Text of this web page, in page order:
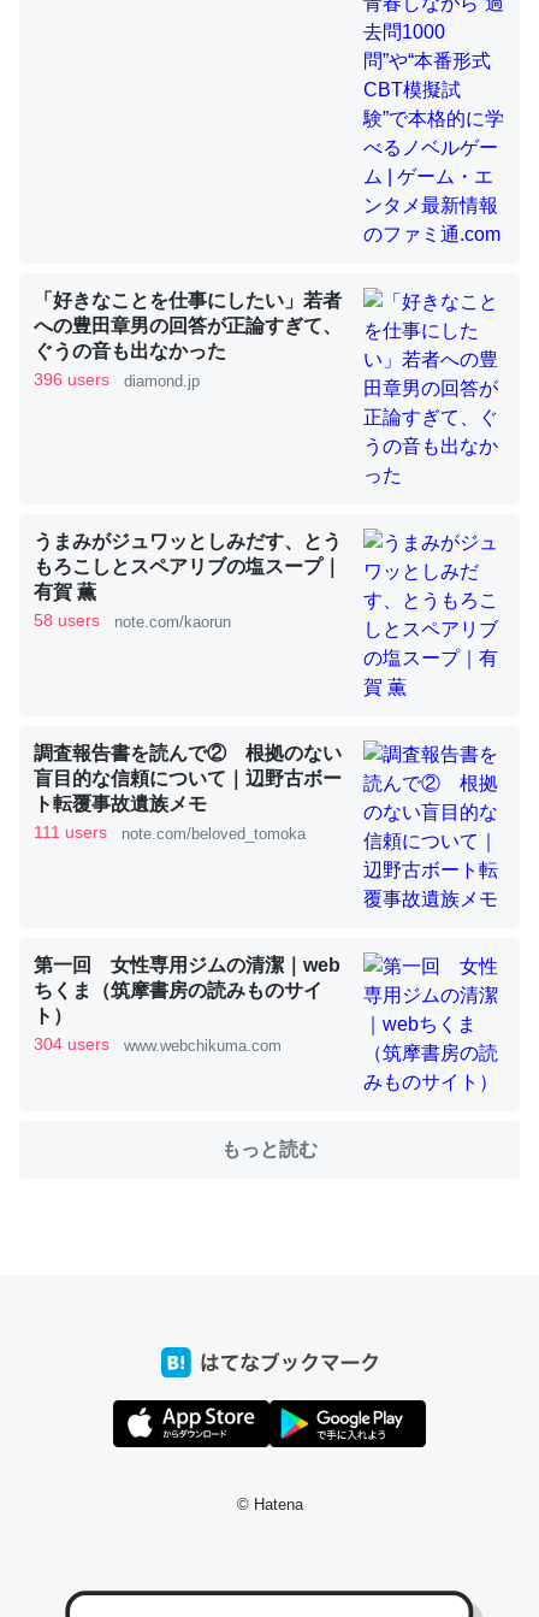
昆虫ってカルシウム少ないのか。知らんかった。調べたら
コオロギのカルシウム分はエビの600分の1程度。
─ニュース :: 【研究発表】昆虫学の大問題＝「昆虫はなぜ海にいな
論文では「淡水はカルシウムも酸素も不足してて両方に不
利だから両方が拮抗してるのでは」とあって面白い。海に
いる鋏角類（カブトガニ・ウミグモ）はカルシウムを使わ
ずキチンを強化してる筈だが、酵素が違うのか？
─ニュース :: 【研究発表】昆虫学の大問題＝「昆虫はなぜ海にいな
これを元に考えるとカルシウムを大量に使う脊椎動物と貝
類は苦労してるんだな…。腹足類だと殻を無くしてナメク
ウチもEchoを実家に置いて４年。でたまに覗いてる。ぼ
ちぼちRingも置こうかと画策中。あと、Googleマップで
これ見て生きてるなって分かる。
─たまにLINEするくらいだった遠方の父67歳と僕。ITツール導入で
コミュニケーションが劇的に変化した｜tayorini by LIFULL介護
たいなのでネット環境作ったけどAlexaしか使わないので
「好きなことを仕事にしたい」若者
への豊田章男の回答が正論すぎて、
ぐうの音も出なかった
396 users diamond.jp
うまみがジュワッとしみだす、とう
もろこしとスペアリブの塩スープ｜
有賀 薫
58 users note.com/kaorun
調査報告書を読んで② 根拠のない
盲目的な信頼について｜辺野古ボー
ト転覆事故遺族メモ
111 users note.com/beloved_tomoka
第一回 女性専用ジムの清潔｜web
ちくま（筑摩書房の読みものサイ
ト）
304 users www.webchikuma.com
もっと読む
© Hatena